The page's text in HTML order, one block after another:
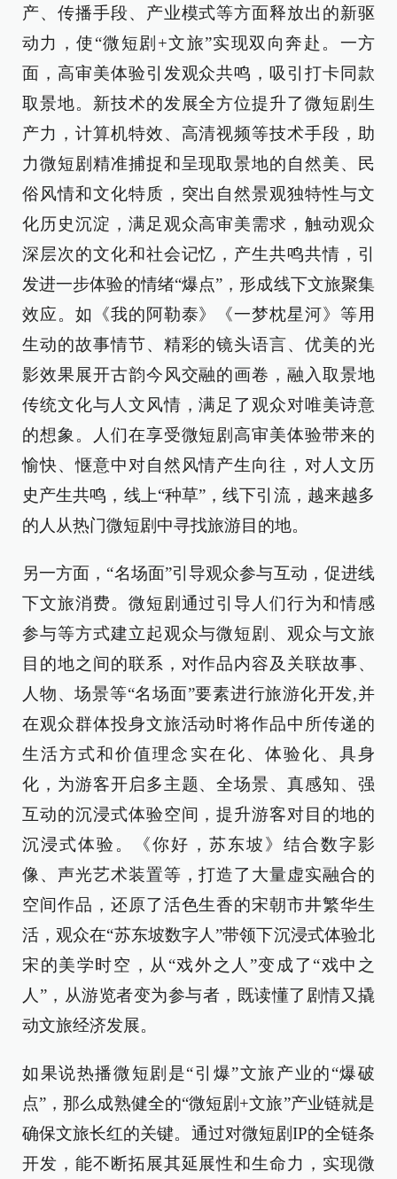
产、传播手段、产业模式等方面释放出的新驱
动力，使“微短剧+文旅”实现双向奔赴。一方
面，高审美体验引发观众共鸣，吸引打卡同款
取景地。新技术的发展全方位提升了微短剧生
产力，计算机特效、高清视频等技术手段，助
力微短剧精准捕捉和呈现取景地的自然美、民
俗风情和文化特质，突出自然景观独特性与文
化历史沉淀，满足观众高审美需求，触动观众
深层次的文化和社会记忆，产生共鸣共情，引
发进一步体验的情绪“爆点”，形成线下文旅聚集
效应。如《我的阿勒泰》《一梦枕星河》等用
生动的故事情节、精彩的镜头语言、优美的光
影效果展开古韵今风交融的画卷，融入取景地
传统文化与人文风情，满足了观众对唯美诗意
的想象。人们在享受微短剧高审美体验带来的
愉快、惬意中对自然风情产生向往，对人文历
史产生共鸣，线上“种草”，线下引流，越来越多
的人从热门微短剧中寻找旅游目的地。
另一方面，“名场面”引导观众参与互动，促进线
下文旅消费。微短剧通过引导人们行为和情感
参与等方式建立起观众与微短剧、观众与文旅
目的地之间的联系，对作品内容及关联故事、
人物、场景等“名场面”要素进行旅游化开发,并
在观众群体投身文旅活动时将作品中所传递的
生活方式和价值理念实在化、体验化、具身
化，为游客开启多主题、全场景、真感知、强
互动的沉浸式体验空间，提升游客对目的地的
沉浸式体验。《你好，苏东坡》结合数字影
像、声光艺术装置等，打造了大量虚实融合的
空间作品，还原了活色生香的宋朝市井繁华生
活，观众在“苏东坡数字人”带领下沉浸式体验北
宋的美学时空，从“戏外之人”变成了“戏中之
人”，从游览者变为参与者，既读懂了剧情又撬
动文旅经济发展。
如果说热播微短剧是“引爆”文旅产业的“爆破
点”，那么成熟健全的“微短剧+文旅”产业链就是
确保文旅长红的关键。通过对微短剧IP的全链条
开发，能不断拓展其延展性和生命力，实现微